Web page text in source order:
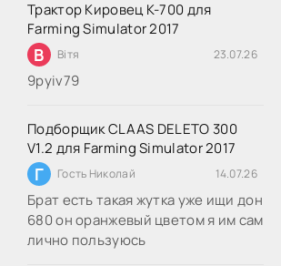
Трактор Кировец К-700 для
Farming Simulator 2017
В Вітя 23.07.26
9руіv79
Подборщик CLAAS DELETO 300
V1.2 для Farming Simulator 2017
Г Гость Николай 14.07.26
Брат есть такая жутка уже ищи дон
680 он оранжевый цветом я им сам
лично пользуюсь
20